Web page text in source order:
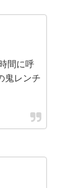
間に呼
鬼レンチ